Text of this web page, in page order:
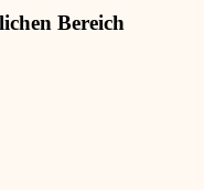
Bereich